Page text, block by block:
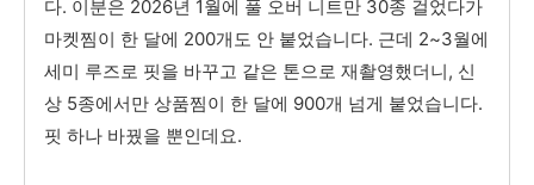
다. 이분은 2026년 1월에 풀 오버 니트만 30종 걸었다가
마켓찜이 한 달에 200개도 안 붙었습니다. 근데 2~3월에
세미 루즈로 핏을 바꾸고 같은 톤으로 재촬영했더니, 신
상 5종에서만 상품찜이 한 달에 900개 넘게 붙었습니다.
핏 하나 바꿨을 뿐인데요.